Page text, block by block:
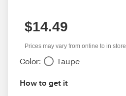
$14.49
Prices may vary from online to in store
Color: Taupe
How to get it